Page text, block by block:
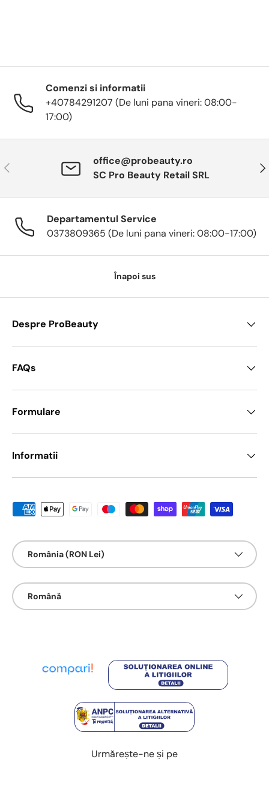
Comenzi si informatii
+40784291207 (De luni pana vineri: 08:00-
17:00)
Anterior
office@probeauty.ro
SC Pro Beauty Retail SRL
Departamentul Service
0373809365 (De luni pana vineri: 08:00-17:00)
Înapoi sus
Despre ProBeauty
FAQs
Formulare
Informatii
Metode de platā acceptate
Țarǎ/Regiune
România (RON Lei)
Limbā
Română
Urmărește-ne și pe